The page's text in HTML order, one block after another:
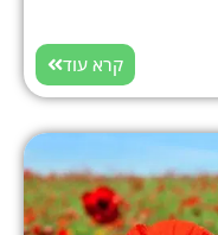
קרא עוד